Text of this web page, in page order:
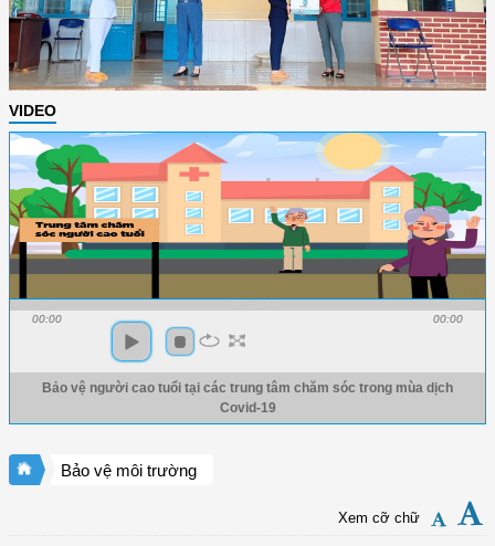
VIDEO
00:00 00:00
Bảo vệ người cao tuổi tại các trung tâm chăm sóc trong mùa dịch
Covid-19
Bảo vệ môi trường
Xem cỡ chữ